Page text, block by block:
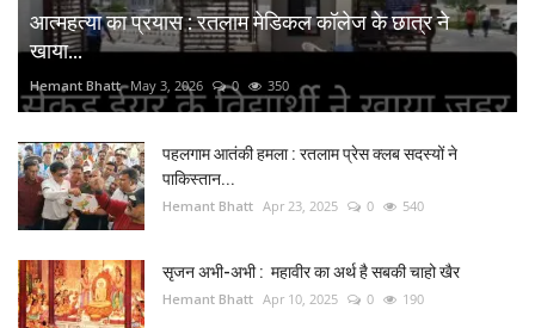
आत्महत्या का प्रयास : रतलाम मेडिकल कॉलेज के छात्र ने
खाया...
Hemant Bhatt May 3, 2026 0 350
पहलगाम आतंकी हमला : रतलाम प्रेस क्लब सदस्यों ने
पाकिस्तान...
Hemant Bhatt Apr 23, 2025 0 540
सृजन अभी-अभी : महावीर का अर्थ है सबकी चाहो खैर
Hemant Bhatt Apr 10, 2025 0 190